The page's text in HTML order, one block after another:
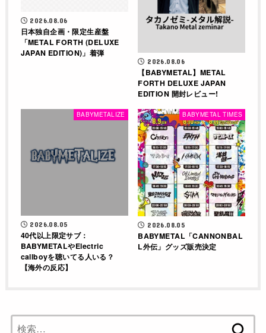
2026.08.06
日本独自企画・限定生産盤
「METAL FORTH (DELUXE
JAPAN EDITION)」着弾
2026.08.06
【BABYMETAL】METAL
FORTH DELUXE JAPAN
EDITION 開封レビュー!
BABYMETALIZE
2026.08.05
40代以上限定サブ：
BABYMETALやElectric
callboyを聴いてる人いる？
【海外の反応】
BABYMETAL TIMES
2026.08.05
BABYMETAL「CANNONBAL
L外伝」グッズ販売決定